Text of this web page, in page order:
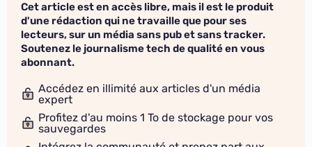
Cet article est en accès libre, mais il est le produit
d'une rédaction qui ne travaille que pour ses
lecteurs, sur un média sans pub et sans tracker.
Soutenez le journalisme tech de qualité en vous
abonnant.
Accédez en illimité aux articles d'un média
expert
Profitez d'au moins 1 To de stockage pour vos
sauvegardes